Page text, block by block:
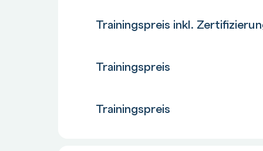
Trainingspreis inkl.
Trainingspreis
Trainingspreis